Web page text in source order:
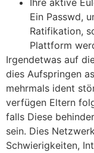
Ihre aktive
Ein Passwd,
Ratifikation,
Plattform
Irgendetwas auf
dies Aufspringen
mehrmals ident
verfügen Eltern
falls Diese
sein. Dies
Schwierigkeiten,